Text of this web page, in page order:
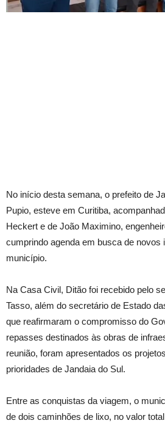
No início desta semana, o prefeito de
Pupio, esteve em Curitiba,
Heckert e de João Maximino,
cumprindo agenda em busca de novos
município.
Na Casa Civil, Ditão foi recebido pelo
Tasso, além do secretário de Estado
que reafirmaram o compromisso do
repasses destinados às obras de
reunião, foram apresentados os
prioridades de Jandaia do Sul.
Entre as conquistas da viagem, o
de dois caminhões de lixo, no valor